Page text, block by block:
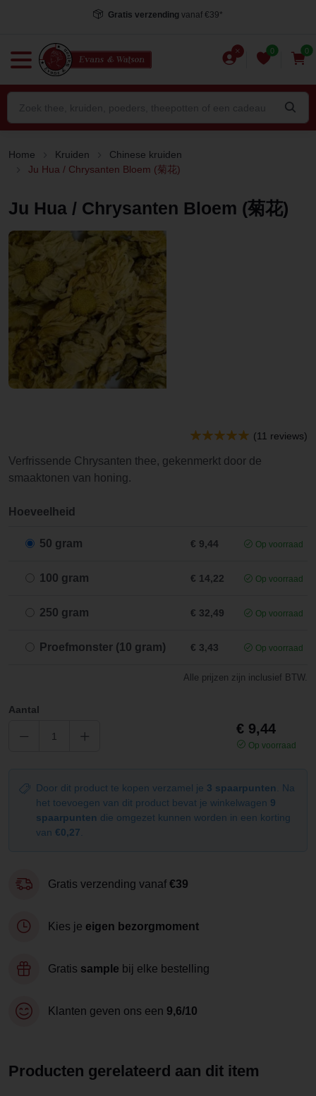
Voor 15.00 uur besteld, dezelfde dag verstuurd*
0 0
Home Kruiden
Chinese kruiden
Ju Hua / Chrysanten Bloem (菊花)
Ju Hua / Chrysanten Bloem (菊花)
(11 reviews)
Verfrissende Chrysanten thee, gekenmerkt door de
smaaktonen van honing.
Hoeveelheid
50 gram € 9,44 Op voorraad
100 gram € 14,22 Op voorraad
250 gram € 32,49 Op voorraad
Proefmonster (10 gram) € 3,43 Op voorraad
Alle prijzen zijn inclusief BTW.
Aantal
€ 9,44
Op voorraad
Door dit product te kopen verzamel je 3 spaarpunten
. Na
het toevoegen van dit product bevat je winkelwagen 9
spaarpunten die omgezet kunnen worden in een korting
van €0,27
Gratis verzending vanaf €39
Kies je eigen bezorgmoment
Gratis sample bij elke bestelling
Klanten geven ons een 9,6/10
Producten gerelateerd aan dit item